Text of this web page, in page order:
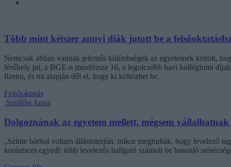
Több mint kétszer annyi diák jutott be a
Nemcsak abban vannak jelentős különbségek az egyetemek között,
férőhely jut, a BGE-n mindössze 16, a legolcsóbb havi kollégiumi
fizetni, és mi alapján dől el, hogy ki költözhet be.
Felsőoktatás
Szöllősi Anna
Dolgoznának az egyetem mellett, mégsem
„Szinte bárhol voltam állásinterjún, mikor megtudták, hogy levelező
korántsem egyedi: több levelezős hallgató számolt be hasonló